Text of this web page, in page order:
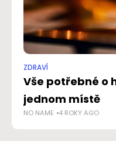
ZDRAVÍ
Vše potřebné o
jednom místě
NO NAME 4 ROKY AGO